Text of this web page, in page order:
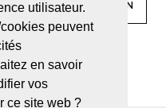
utilisateur.
peuvent
en savoir
vos
ce site web ?